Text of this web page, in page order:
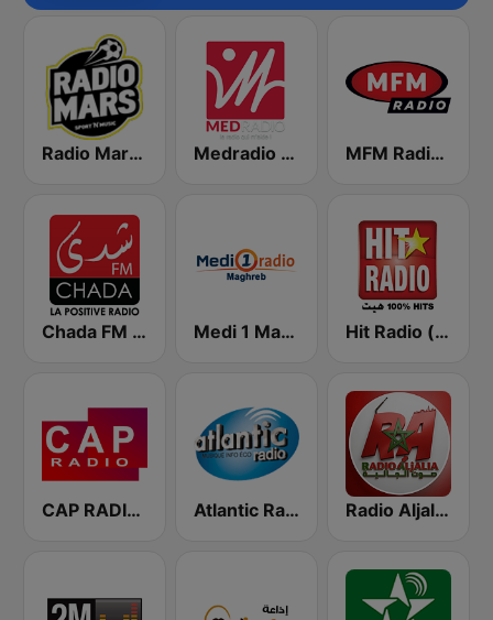
Radio Mars (راديو مرس) Medradio (ميد راديو) MFM Radio (مفم راديو)
Chada FM (شدى فم) Medi 1 Maghreb (ميدى1 مغرب) Hit Radio (هيت راديو)
CAP RADIO MAROC Atlantic Radio (أتلانتيك راديو) Radio Aljalia - راديو الجالية